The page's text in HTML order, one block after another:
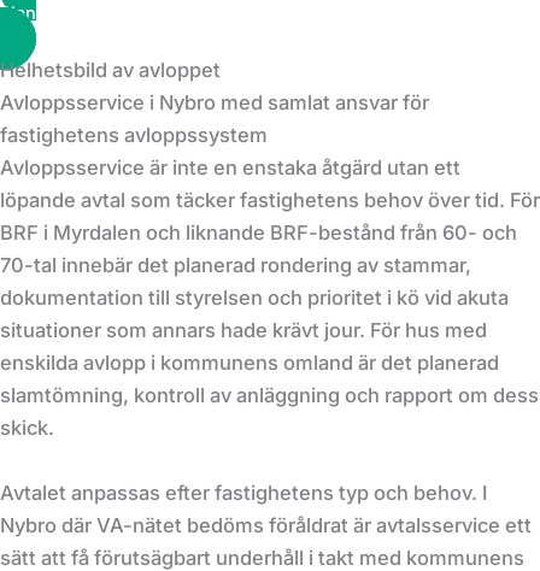
Planera ett besök
Helhetsbild av avloppet
Avloppsservice i Nybro med samlat ansvar för
fastighetens avloppssystem
Avloppsservice är inte en enstaka åtgärd utan ett
löpande avtal som täcker fastighetens behov över tid. För
BRF i Myrdalen och liknande BRF-bestånd från 60- och
70-tal innebär det planerad rondering av stammar,
dokumentation till styrelsen och prioritet i kö vid akuta
situationer som annars hade krävt jour. För hus med
enskilda avlopp i kommunens omland är det planerad
slamtömning, kontroll av anläggning och rapport om dess
skick.
Avtalet anpassas efter fastighetens typ och behov. I
Nybro där VA-nätet bedöms föråldrat är avtalsservice ett
sätt att få förutsägbart underhåll i takt med kommunens